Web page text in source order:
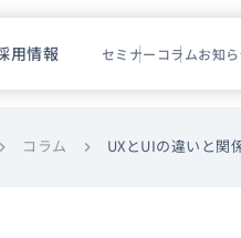
用情報 セミナー コラムお知
chevron_right コラム chevron_right UXとUIの違いと関